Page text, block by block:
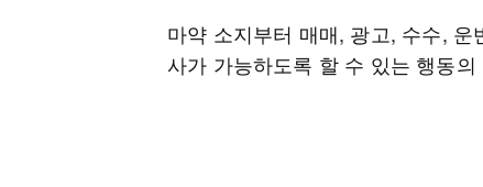
마약 소지부터 매매, 광고, 수수,
사가 가능하도록 할 수 있는 행동